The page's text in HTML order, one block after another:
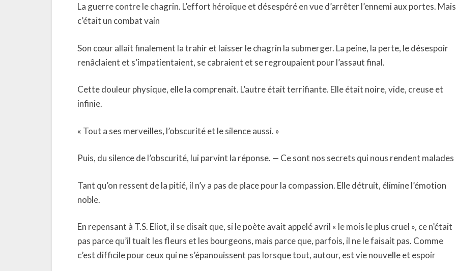
La guerre contre le chagrin. L’effort héroïque et désespéré en vue d’arrêter l’ennemi aux portes. Mais
c’était un combat vain
Son cœur allait finalement la trahir et laisser le chagrin la submerger. La peine, la perte, le désespoir
renâclaient et s’impatientaient, se cabraient et se regroupaient pour l’assaut final.
Cette douleur physique, elle la comprenait. L’autre était terrifiante. Elle était noire, vide, creuse et
infinie.
« Tout a ses merveilles, l’obscurité et le silence aussi. »
Puis, du silence de l’obscurité, lui parvint la réponse. — Ce sont nos secrets qui nous rendent malades
Tant qu’on ressent de la pitié, il n’y a pas de place pour la compassion. Elle détruit, élimine l’émotion
noble.
En repensant à T.S. Eliot, il se disait que, si le poète avait appelé avril « le mois le plus cruel », ce n’était
pas parce qu’il tuait les fleurs et les bourgeons, mais parce que, parfois, il ne le faisait pas. Comme
c’est difficile pour ceux qui ne s’épanouissent pas lorsque tout, autour, est vie nouvelle et espoir